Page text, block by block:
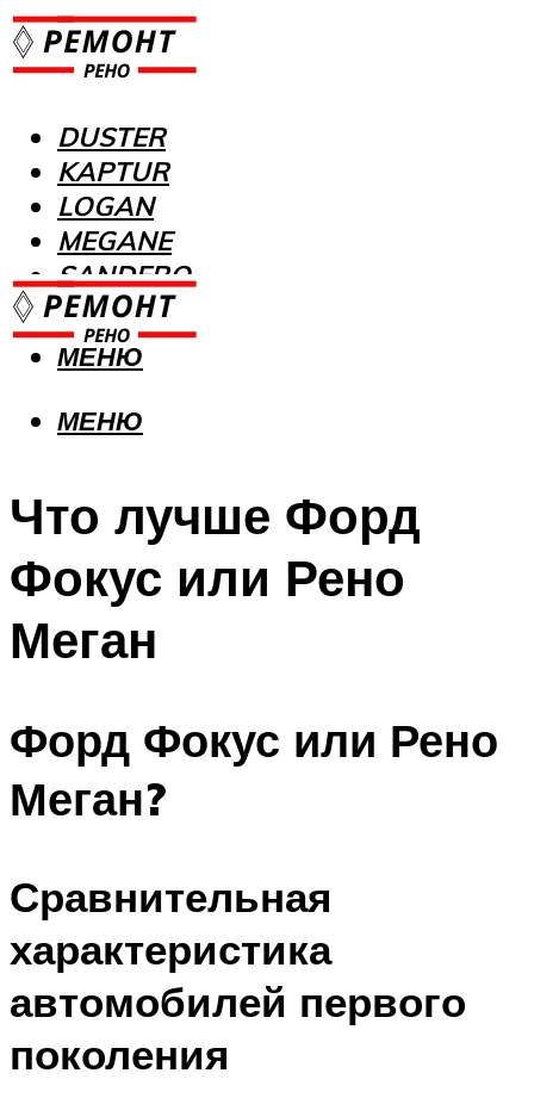
DUSTER
KAPTUR
LOGAN
MEGANE
SANDERO
МЕНЮ
МЕНЮ
Что лучше Форд
Фокус или Рено
Меган
Форд Фокус или Рено
Меган?
Сравнительная
характеристика
автомобилей первого
поколения